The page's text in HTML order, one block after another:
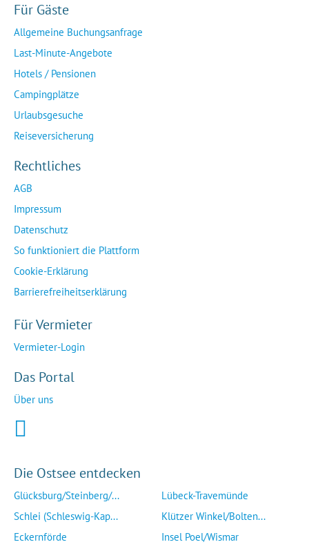
Für Gäste
Allgemeine Buchungsanfrage
Last-Minute-Angebote
Hotels / Pensionen
Campingplätze
Urlaubsgesuche
Reiseversicherung
Rechtliches
AGB
Impressum
Datenschutz
So funktioniert die Plattform
Cookie-Erklärung
Barrierefreiheitserklärung
Für Vermieter
Vermieter-Login
Das Portal
Über uns
Die Ostsee entdecken
Glücksburg/Steinberg/...
Schlei (Schleswig-Kap...
Eckernförde
Lübeck-Travemünde
Klützer Winkel/Bolten...
Insel Poel/Wismar